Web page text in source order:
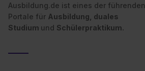
Ausbildung.de ist eines der führenden
Portale für Ausbildung, duales
Studium und Schülerpraktikum.